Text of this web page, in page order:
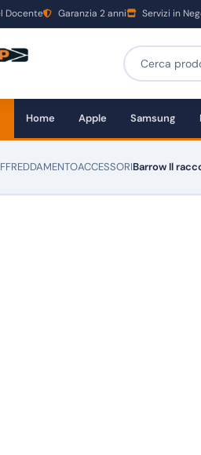
Docente Garanzia 2 anni Servizi in
Home Apple Samsung
ACCESSORIBarrow Il